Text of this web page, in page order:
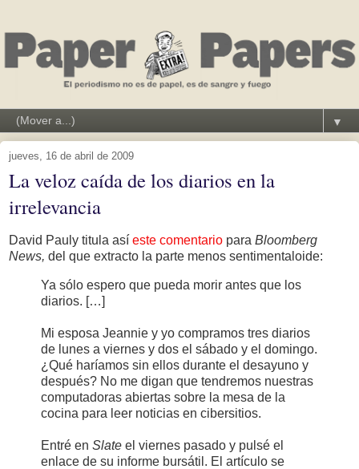
▼
jueves, 16 de abril de 2009
La veloz caída de los diarios en la
irrelevancia
David Pauly titula así este comentario para Bloomberg
News, del que extracto la parte menos sentimentaloide:
Ya sólo espero que pueda morir antes que los
diarios. […]
Mi esposa Jeannie y yo compramos tres diarios
de lunes a viernes y dos el sábado y el domingo.
¿Qué haríamos sin ellos durante el desayuno y
después? No me digan que tendremos nuestras
computadoras abiertas sobre la mesa de la
cocina para leer noticias en cibersitios.
Entré en Slate el viernes pasado y pulsé el
enlace de su informe bursátil. El artículo se